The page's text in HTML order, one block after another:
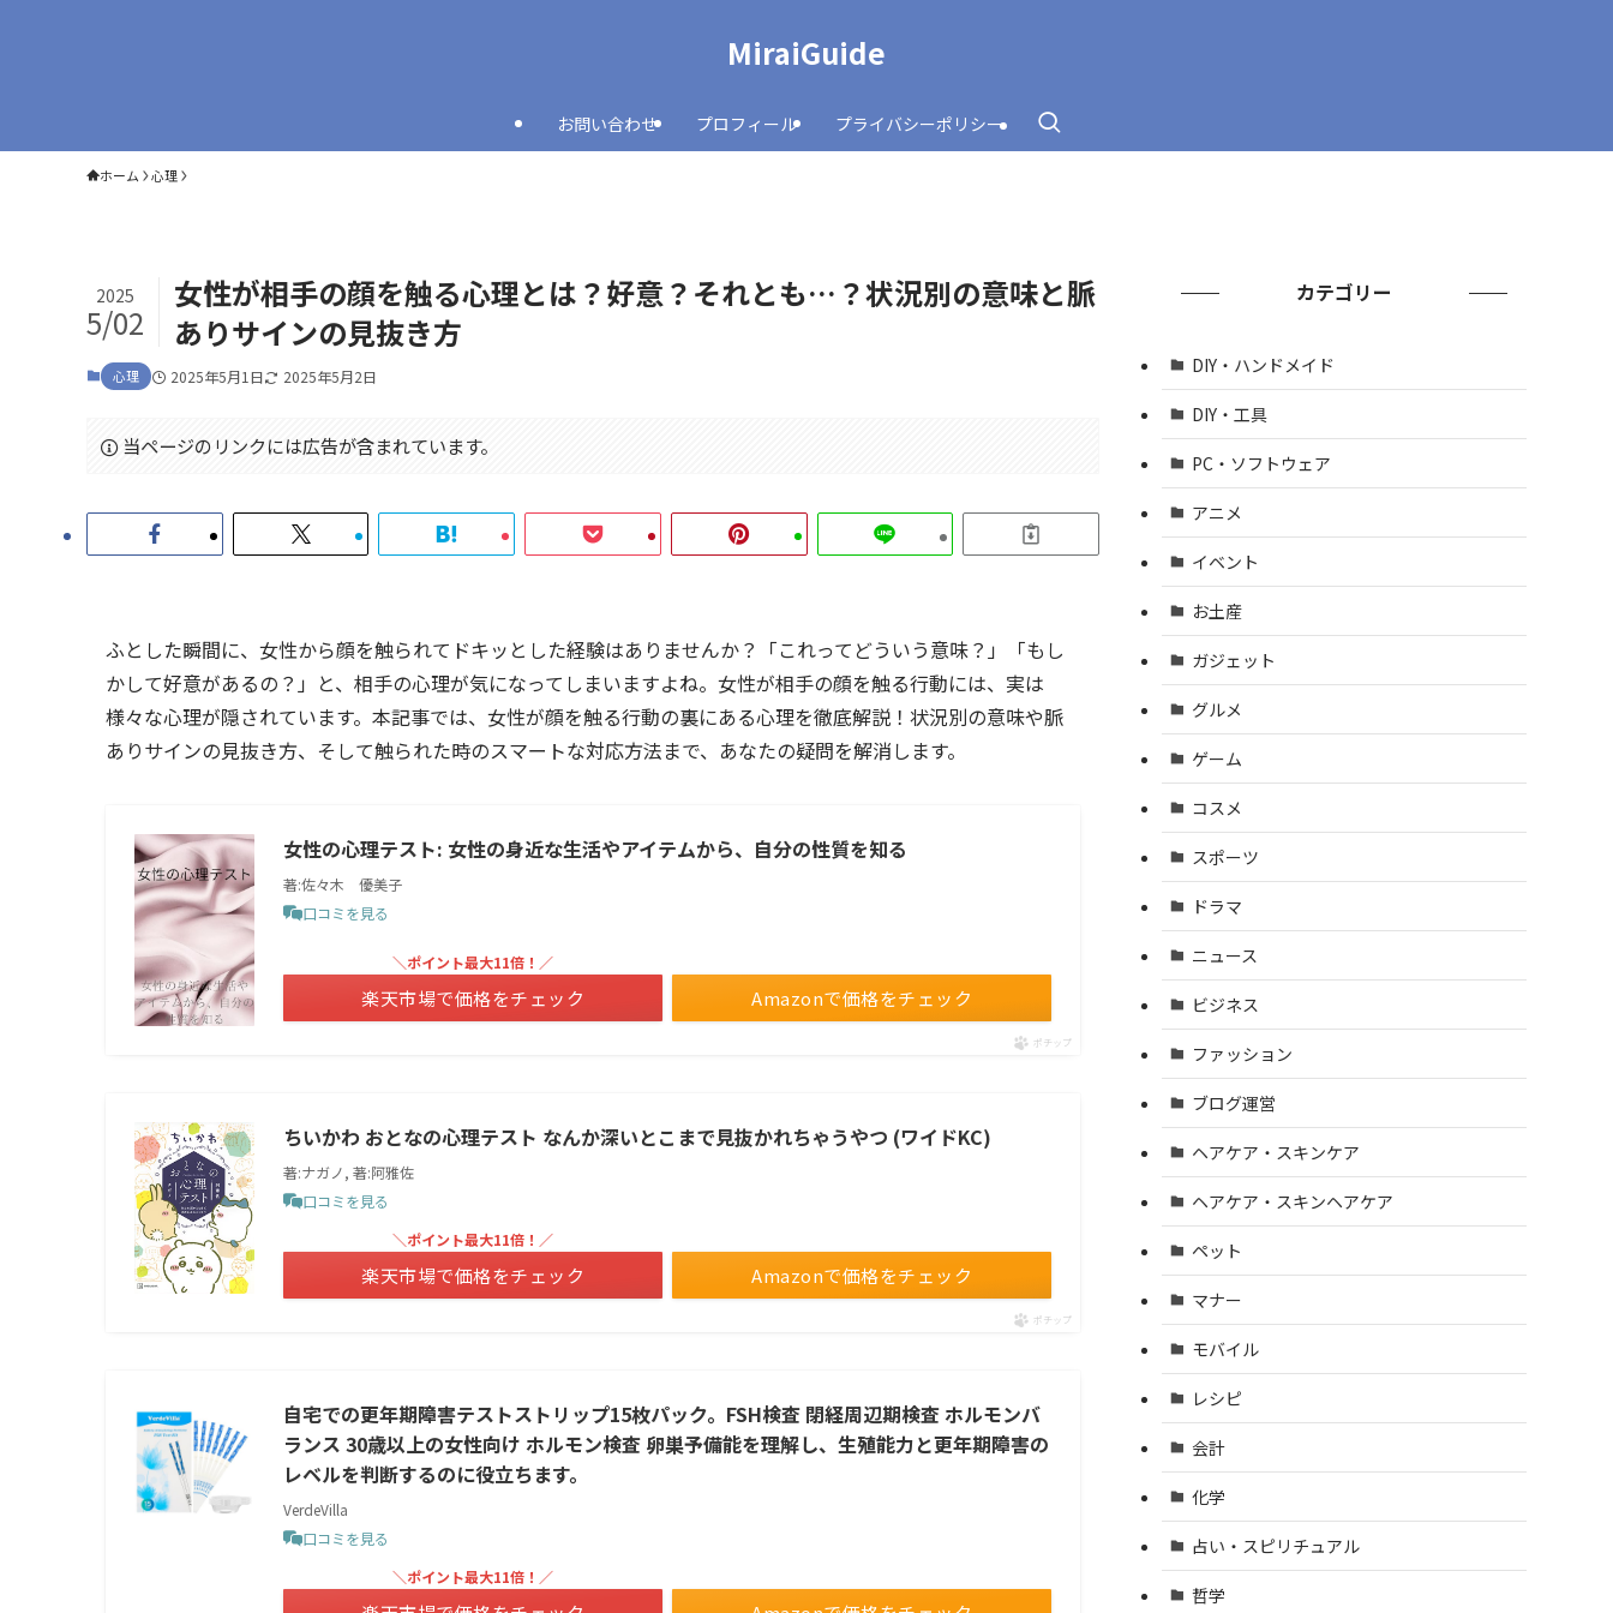
MiraiGuide
お問い合わせ プロフィール プライバシーポリシー
ホーム 心理
女性が相手の顔を触る心理とは？好意？それとも…？状況別の意味と脈
ありサインの見抜き方
2025
5/02
心理 2025年5月1日 2025年5月2日
当ページのリンクには広告が含まれています。
ふとした瞬間に、女性から顔を触られてドキッとした経験はありませんか？「これってどういう意味？」「もし
かして好意があるの？」と、相手の心理が気になってしまいますよね。女性が相手の顔を触る行動には、実は
様々な心理が隠されています。本記事では、女性が顔を触る行動の裏にある心理を徹底解説！状況別の意味や脈
ありサインの見抜き方、そして触られた時のスマートな対応方法まで、あなたの疑問を解消します。
女性の心理テスト: 女性の身近な生活やアイテムから、自分の性質を知る
著:佐々木 優美子
口コミを見る
Amazonで価格をチェック
＼ポイント最大11倍！／
楽天市場で価格をチェック
ポチップ
ちいかわ おとなの心理テスト なんか深いとこまで見抜かれちゃうやつ (ワイドKC)
著:ナガノ, 著:阿雅佐
口コミを見る
Amazonで価格をチェック
＼ポイント最大11倍！／
楽天市場で価格をチェック
ポチップ
自宅での更年期障害テストストリップ15枚パック。FSH検査 閉経周辺期検査 ホルモンバ
ランス 30歳以上の女性向け ホルモン検査 卵巣予備能を理解し、生殖能力と更年期障害の
レベルを判断するのに役立ちます。
VerdeVilla
口コミを見る
＼ポイント最大11倍！／
カテゴリー
DIY・ハンドメイド
DIY・工具
PC・ソフトウェア
アニメ
イベント
お土産
ガジェット
グルメ
ゲーム
コスメ
スポーツ
ドラマ
ニュース
ビジネス
ファッション
ブログ運営
ヘアケア・スキンケア
ヘアケア・スキンヘアケア
ペット
マナー
モバイル
レシピ
会計
化学
占い・スピリチュアル
哲学